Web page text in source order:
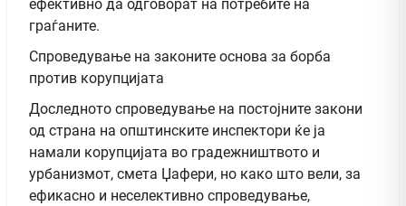
ефективно да одговорат на потребите на
граѓаните.
Спроведување на законите основа за борба
против корупцијата
Доследното спроведување на постојните закони
од страна на општинските инспектори ќе ја
намали корупцијата во градежништвото и
урбанизмот, смета Џафери, но како што вели, за
ефикасно и неселективно спроведување,